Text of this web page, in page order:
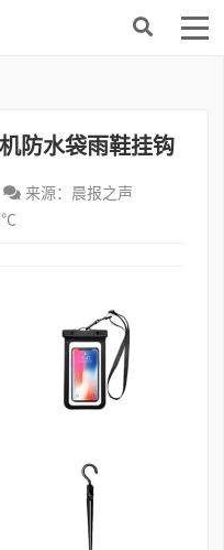
防水袋雨鞋挂钩
来源：晨报之声